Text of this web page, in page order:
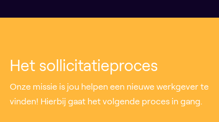
Het sollicitatieproces
Onze missie is jou helpen een nieuwe werkgever te
vinden! Hierbij gaat het volgende proces in gang.